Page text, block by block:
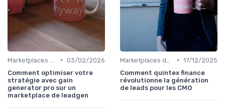
• 03/02/2026
Comment optimiser votre
stratégie avec gain
generator pro sur un
marketplace de leadgen
• 17/12/2025
Comment quintex finance
révolutionne la génération
de leads pour les CMO